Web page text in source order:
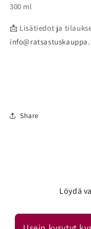
300 ml
📩 Lisätiedot ja
Share
Löydä